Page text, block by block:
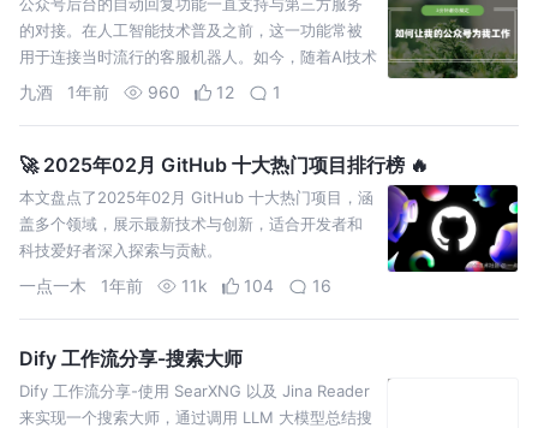
的对接。在人工智能技术普及之前，这一功能常被
用于连接当时流行的客服机器人。如今，随着AI技术
的发展，越来越多的公众号开始接入各式各样的智
九酒 1年前 960 12 1
🚀 2025年02月 GitHub 十大热门项目排行榜 🔥
本文盘点了2025年02月 GitHub 十大热门项目，涵
盖多个领域，展示最新技术与创新，适合开发者和
科技爱好者深入探索与贡献。
一点一木 1年前 11k 104 16
Dify 工作流分享-搜索大师
Dify 工作流分享-使用 SearXNG 以及 Jina Reader
来实现一个搜索大师，通过调用 LLM 大模型总结搜